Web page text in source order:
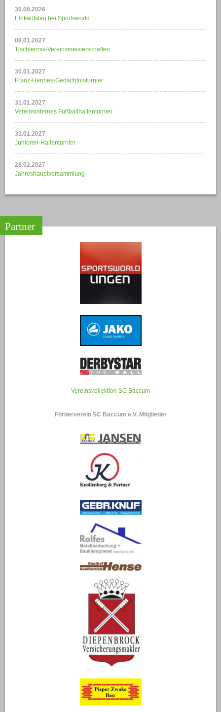
30.09.2026
Einkaufstag bei Sportsworld
08.01.2027
Tischtennis-Vereinsmeisterschaften
30.01.2027
Franz-Hermes-Gedächtnisturnier
31.01.2027
Vereinsinternes Fußballhallenturnier
31.01.2027
Junioren-Hallenturnier
28.02.2027
Jahreshauptversammlung
Partner
Vereinskollektion SC Baccum
Förderverein SC Baccum e.V. Mitglieder